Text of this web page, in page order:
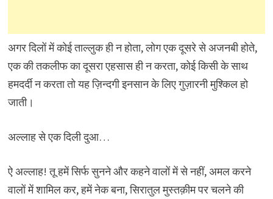
अगर दिलों में कोई ताल्लुक ही न होता, लोग एक दूसरे से अजनबी होते,
एक की तकलीफ का दूसरा एहसास ही न करता, कोई किसी के साथ
हमदर्दी न करता तो यह ज़िन्दगी इनसान के लिए गुज़ारनी मुश्किल हो
जाती।
अल्लाह से एक दिली दुआ…
ऐ अल्लाह! तू हमें सिर्फ सुनने और कहने वालों में से नहीं, अमल करने
वालों में शामिल कर, हमें नेक बना, सिरातुल मुस्तक़ीम पर चलने की